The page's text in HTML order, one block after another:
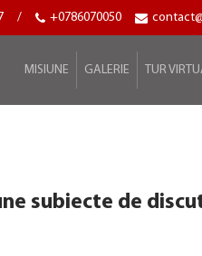
/ +0786070050
MISIUNE GALERIE TUR
subiecte de